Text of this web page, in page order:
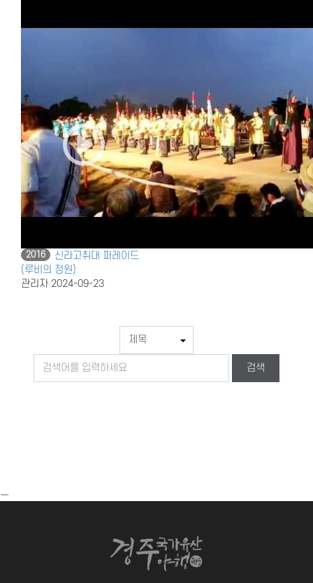
2016
신라고취대 퍼레이드
(루비의 정원)
관리자 2024-09-23
검색
ㅡ